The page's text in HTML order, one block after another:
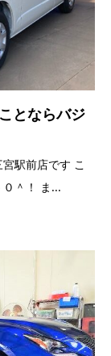
とならバジ
駅前店です こ
＾！ ま...